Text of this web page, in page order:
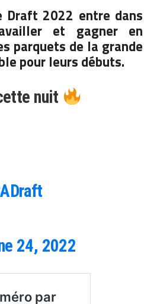
Draft 2022 entre dans
et gagner en
parquets de la grande
pour leurs débuts.
nuit
24, 2022